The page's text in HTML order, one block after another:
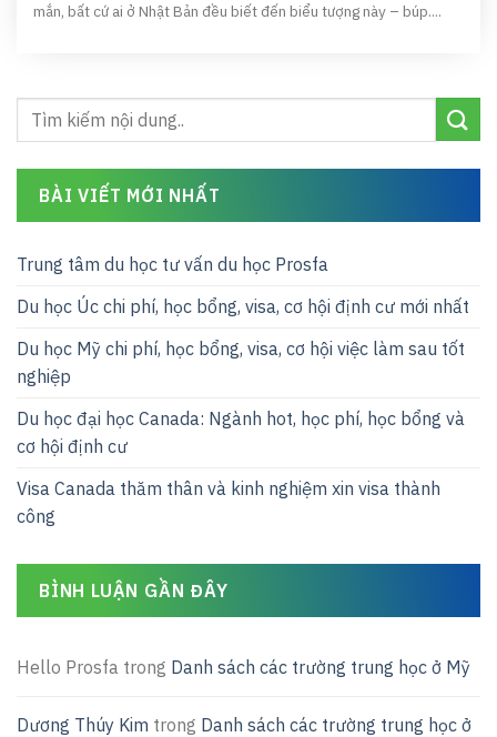
BÀI VIẾT MỚI NHẤT
Trung tâm du học tư vấn du học Prosfa
Du học Úc chi phí, học bổng, visa, cơ hội định cư mới nhất
Du học Mỹ chi phí, học bổng, visa, cơ hội việc làm sau tốt
nghiệp
Du học đại học Canada: Ngành hot, học phí, học bổng và
cơ hội định cư
Visa Canada thăm thân và kinh nghiệm xin visa thành
công
BÌNH LUẬN GẦN ĐÂY
Hello Prosfa trong Danh sách các trường trung học ở Mỹ
Dương Thúy Kim trong Danh sách các trường trung học ở
mắn, bất cứ ai ở Nhật Bản đều biết đến biểu tượng này – búp....